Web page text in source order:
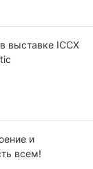
выставке ICCX
и
всем!